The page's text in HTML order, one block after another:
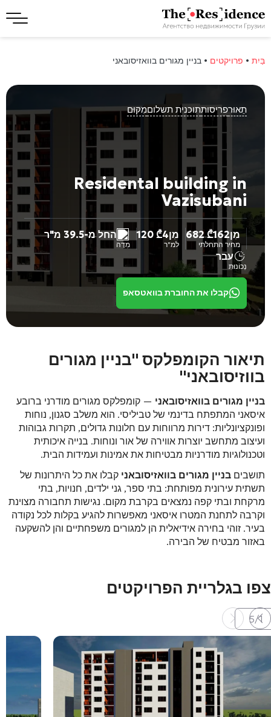
בַּיִת • פרויקטים • בניין מגורים בוואזיסובאני
תֵאוּרפריסותתוכנית תשלוםמִקוּם
Residental building in
Vazisubani
מִן ₾162 682
מחיר התחלתי
מִן ₾4 120
למ"ר
החל מ-39.5 מ"ר
מִדָה
עבר
נְכוֹנוּת
קבלו את החוברת בוואטסאפ
תיאור הקומפלקס "בניין מגורים
בווזיסובאני"
בניין מגורים בוואזיסובאני — קומפלקס מגורים מודרני ברובע
איסאני המתפתח בדינמי של טביליסי. הוא משלב סגנון, נוחות
ופונקציונליות: דירות מרווחות עם חלונות גדולים, תקרות גבוהות
ועיצוב מתחשב יוצרות אווירה של אור ונוחות. בנייה איכותית
וטכנולוגיות מודרניות מבטיחות את אמינות ועמידות הבית.
תושבים בניין מגורים בוואזיסובאני קבלו את כל היתרונות של
תשתית עירונית מפותחת: בתי ספר, גני ילדים, חנויות, בתי
מרקחת ובתי קפה נמצאים בקרבת מקום. נגישות תחבורה מצוינת
וקרבה לתחנת המטרו איסאני מאפשרות להגיע בקלות לכל נקודה
בעיר. זוהי בחירה אידיאלית הן למגורים משפחתיים והן להשקעה
באזור מבטיח של הבירה.
צפו בגלריית הפרויקטים
1
/
5